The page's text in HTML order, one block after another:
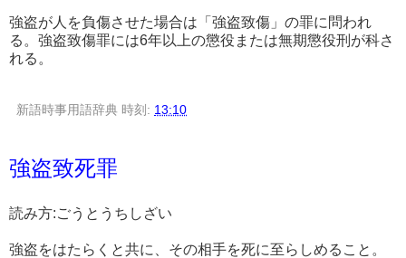
強盗が人を負傷させた場合は「強盗致傷」の罪に問われ
る。強盗致傷罪には6年以上の懲役または無期懲役刑が科さ
れる。
新語時事用語辞典 時刻: 13:10
強盗致死罪
読み方:ごうとうちしざい
強盗をはたらくと共に、その相手を死に至らしめること。